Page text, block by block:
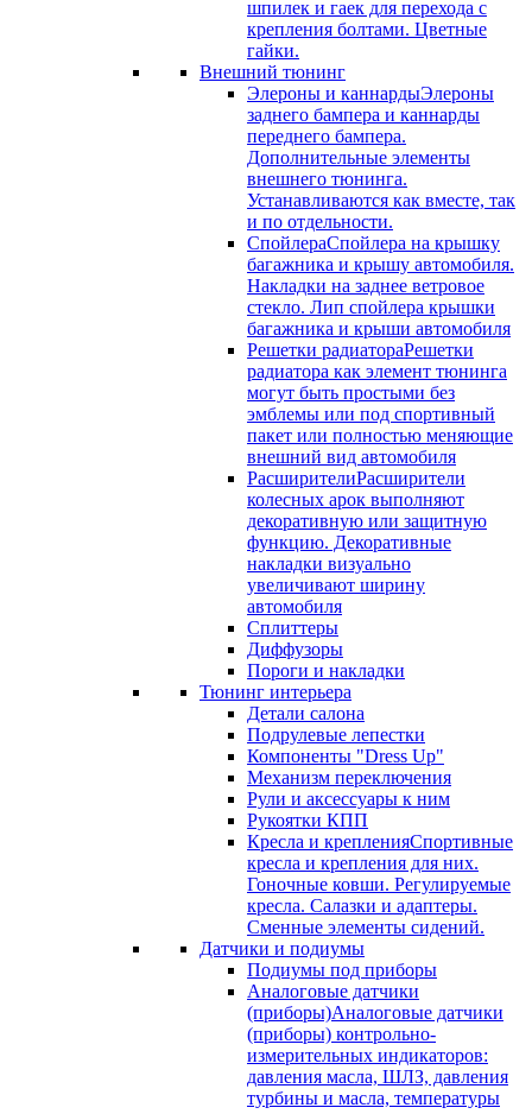
шпилек и гаек для перехода с
крепления болтами. Цветные
гайки.
Внешний тюнинг
Элероны и каннардыЭлероны
заднего бампера и каннарды
переднего бампера.
Дополнительные элементы
внешнего тюнинга.
Устанавливаются как вместе, так
и по отдельности.
СпойлераСпойлера на крышку
багажника и крышу автомобиля.
Накладки на заднее ветровое
стекло. Лип спойлера крышки
багажника и крыши автомобиля
Решетки радиатораРешетки
радиатора как элемент тюнинга
могут быть простыми без
эмблемы или под спортивный
пакет или полностью меняющие
внешний вид автомобиля
РасширителиРасширители
колесных арок выполняют
декоративную или защитную
функцию. Декоративные
накладки визуально
увеличивают ширину
автомобиля
Сплиттеры
Диффузоры
Пороги и накладки
Тюнинг интерьера
Детали салона
Подрулевые лепестки
Компоненты "Dress Up"
Механизм переключения
Рули и аксессуары к ним
Рукоятки КПП
Кресла и крепленияСпортивные
кресла и крепления для них.
Гоночные ковши. Регулируемые
кресла. Салазки и адаптеры.
Сменные элементы сидений.
Датчики и подиумы
Подиумы под приборы
Аналоговые датчики
(приборы)Аналоговые датчики
(приборы) контрольно-
измерительных индикаторов:
давления масла, ШЛЗ, давления
турбины и масла, температуры